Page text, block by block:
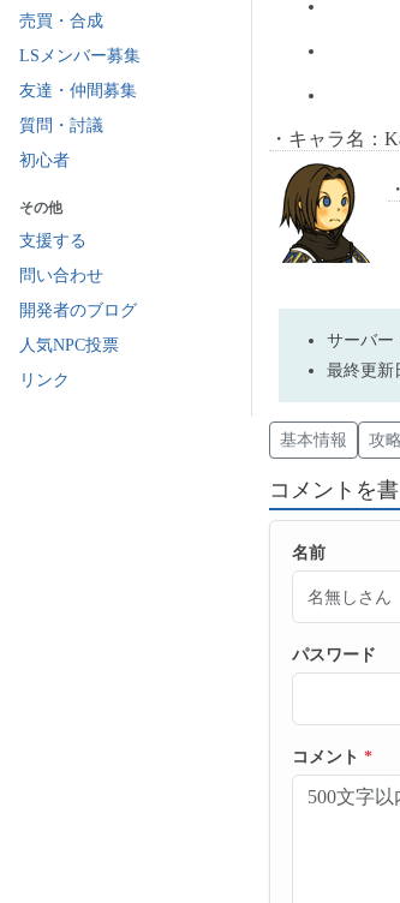
売買・合成
LSメンバー募集
友達・仲間募集
質問・討議
初心者
その他
支援する
問い合わせ
開発者のブログ
人気NPC投票
リンク
キャラ名：
サーバー
最終更新
基本情報 攻
コメントを書
名前
パスワード
コメント *